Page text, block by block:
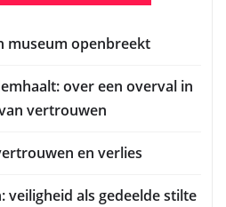
museum openbreekt
over een overval in
vertrouwen
en verlies
veiligheid als gedeelde stilte